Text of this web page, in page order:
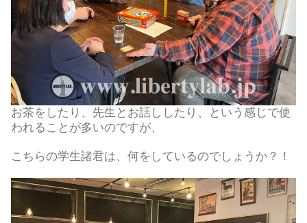
お茶をしたり、先生とお話ししたり、という感じで使
われることが多いのですが、
こちらの学生諸君は、何をしているのでしょうか？！